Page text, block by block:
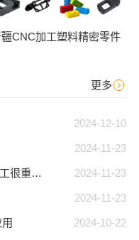
CNC加工塑料精密零件
更多
2024-12-10
2024-11-23
2024-11-23
为什么切削液对于有效的 CNC 加工很重要？
2024-11-23
2024-10-22